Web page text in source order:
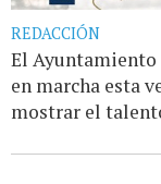
REDACCIÓN
El Ayuntamiento
en marcha esta
mostrar el